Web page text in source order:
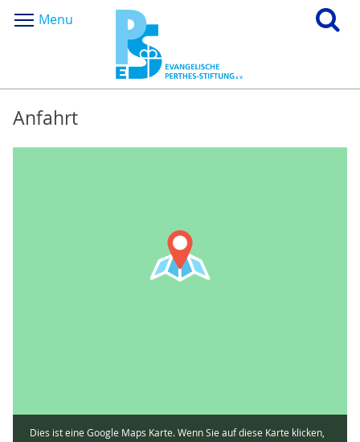
Menu
Anfahrt
Dies ist eine Google Maps Karte. Wenn Sie auf diese Karte klicken,